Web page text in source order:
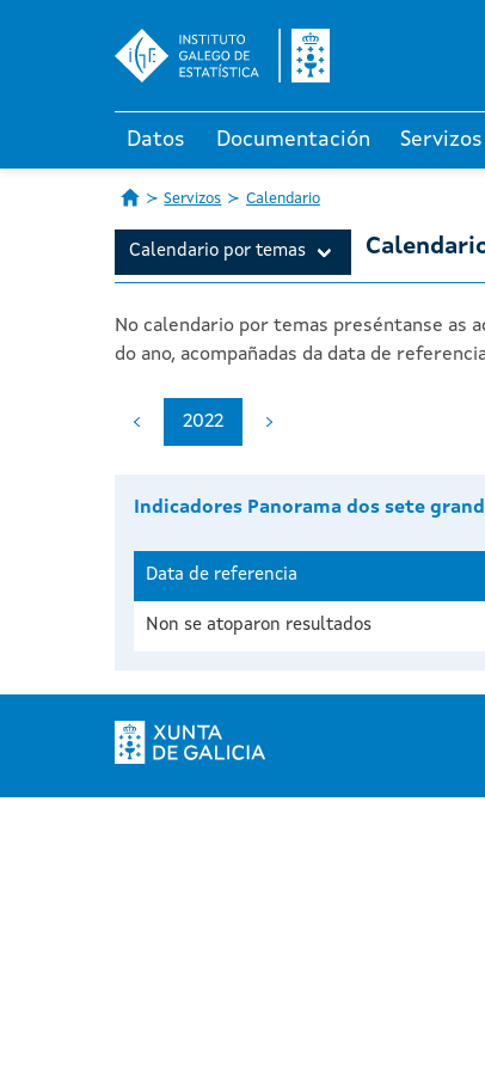
Datos Documentación Servizos
Servizos Calendario
Calendario por temas
No calendario por temas preséntanse as
do ano, acompañadas da data de
2022
Indicadores Panorama dos sete
Data de referencia
Non se atoparon resultados